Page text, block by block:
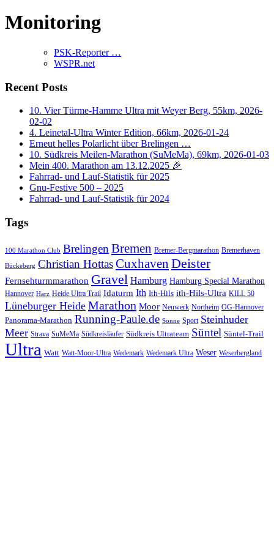
Monitoring
PSK-Reporter …
WSPR.net
Recent Posts
10. Vier Türme-Hamme Ultra mit Weyer Berg, 55km, 2026-
02-02
4. Leinetal-Ultra Winter Edition, 66km, 2026-01-24
Erneut helles Polarlicht über Brelingen …
10. Südkreis Meilen-Marathon (SuMeMa), 69km, 2026-01-03
Mein 400. Marathon am 13.12.2025 🎉
Fahrrad- und Lauf-Statistik für 2025
Gnu-Festive 500 – 2025
Fahrrad- und Lauf-Statistik für 2024
Tags
100 Marathon Club Brelingen Bremen Bremer-Bergmarathon Bremerhaven
Bückeberg Christian HottasCuxhaven Deister
Fernsehturmmarathon Gravel Hamburg Hamburg Special Marathon
Hannover Harz Heide Ultra Trail Idaturm Ith Ith-Hils ith-Hils-Ultra KILL 50
Lüneburger Heide Marathon Moor Neuwerk Northeim OG-Hannover
Panorama-Marathon Running-Paule.de Sonne Sport Steinhuder
Meer Strava SuMeMa Südkreisläufer Südkreis Ultrateam Süntel Süntel-Trail
Ultra Watt Watt-Moor-Ultra Wedemark Wedemark Ultra Weser Weserbergland